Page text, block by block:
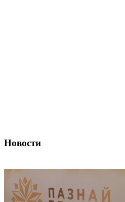
Новости